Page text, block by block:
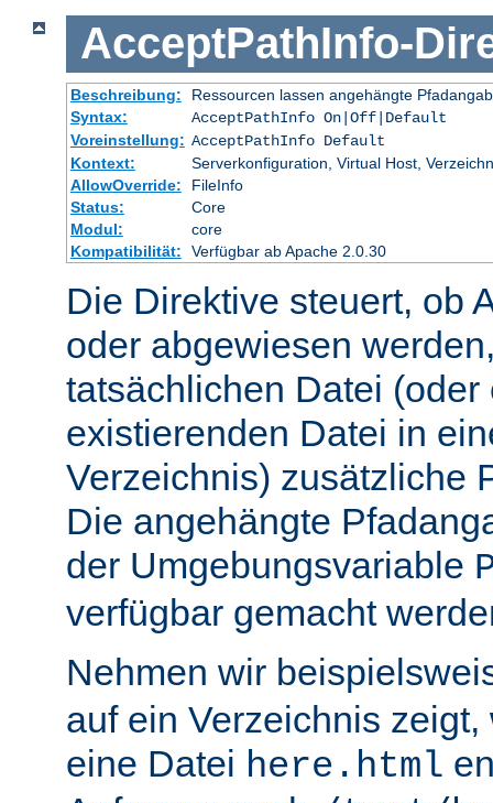
AcceptPathInfo-
Beschreibung:
Ressourcen lassen angehängte
Syntax:
AcceptPathInfo On|Off|Default
Voreinstellung: AcceptPathInfo Default
Kontext:
Serverkonfiguration, Virtual Host,
AllowOverride:
FileInfo
Status:
Core
Modul:
core
Kompatibilität:
Verfügbar ab Apache 2.0.30
Die Direktive steuert, ob
oder abgewiesen
tatsächlichen Datei (oder
existierenden Datei in
Verzeichnis) zusätzliche
Die angehängte
der Umgebungsvariable
verfügbar gemacht
Nehmen wir
auf ein Verzeichnis
eine Datei here.html